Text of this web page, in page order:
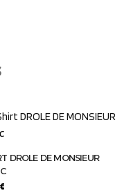
DROLE DE MONSIEUR
€